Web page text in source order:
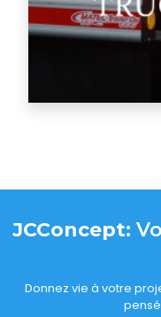
JCConcept:
Donnez vie à votre